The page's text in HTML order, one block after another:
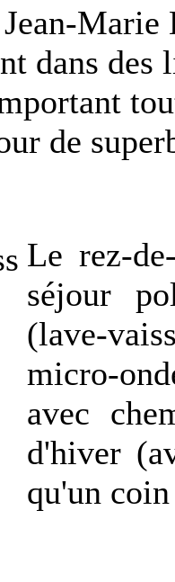
Marie
dans des
de
Le rez-
séjour
(lave-
micro-
avec
d'hiver
qu'un